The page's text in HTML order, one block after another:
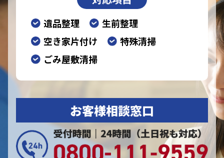
遺品整理
生前整理
空き家片付け
特殊清掃
ごみ屋敷清掃
お客様相談窓口